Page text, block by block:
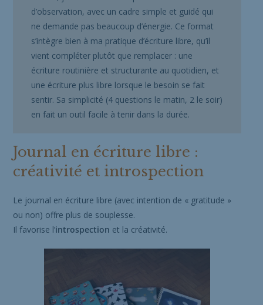
d’observation, avec un cadre simple et guidé qui
ne demande pas beaucoup d’énergie. Ce format
s’intègre bien à ma pratique d’écriture libre, qu’il
vient compléter plutôt que remplacer : une
écriture routinière et structurante au quotidien, et
une écriture plus libre lorsque le besoin se fait
sentir. Sa simplicité (4 questions le matin, 2 le soir)
en fait un outil facile à tenir dans la durée.
Journal en écriture libre :
créativité et introspection
Le journal en écriture libre (avec intention de « gratitude »
ou non) offre plus de souplesse.
Il favorise l’introspection et la créativité.